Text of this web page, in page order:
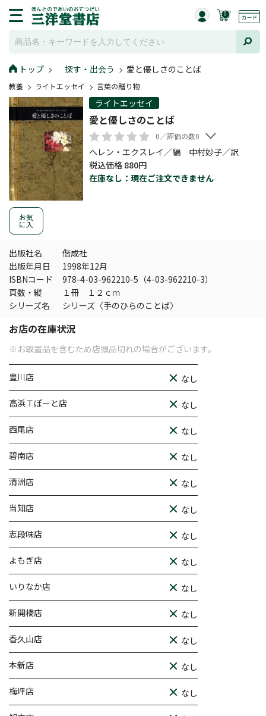
0
トップ 探す・出会う 愛と優しさのことば
教養 ライトエッセイ 言葉の贈り物
お気
に入
ライトエッセイ
愛と優しさのことば
0／評価の数0
ヘレン・エクスレイ／編 中村妙子／訳
税込価格 880円
在庫なし：現在ご注文できません
出版社名
偕成社
出版年月日
1998年12月
ISBNコード
978-4-03-962210-5（4-03-962210-3）
頁数・縦
１冊 １２ｃｍ
シリーズ名
シリーズ〈手のひらのことば〉
お店の在庫状況
※お取置品を含むため店頭品切れの場合がございます。
豊川店 なし
高浜Ｔぽーと店 なし
西尾店 なし
碧南店 なし
清洲店 なし
当知店 なし
志段味店 なし
よもぎ店 なし
いりなか店 なし
新開橋店 なし
香久山店 なし
本新店 なし
梅坪店 なし